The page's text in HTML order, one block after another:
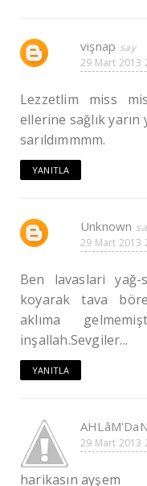
vişnap
29 Mart 2013
Lezzetlim miss
ellerine sağlık yarın
sarıldımmmm.
YANITLA
Unknown
29 Mart 2013
Ben lavaslari
koyarak tava
aklıma
inşallah.Sevgiler...
YANITLA
AHLâM'DaN
29 Mart 2013
harikasın ayşem